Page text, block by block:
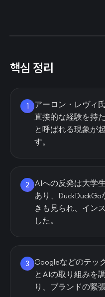
핵심 정리
1
アーロン・レヴィ
直接的な経験を持
と呼ばれる現象が
す。
2
AIへの反発は大学
あり、
きも見られ、イン
した。
3
Googleなどのテッ
とAIの取り組みを
り、ブランドの緊